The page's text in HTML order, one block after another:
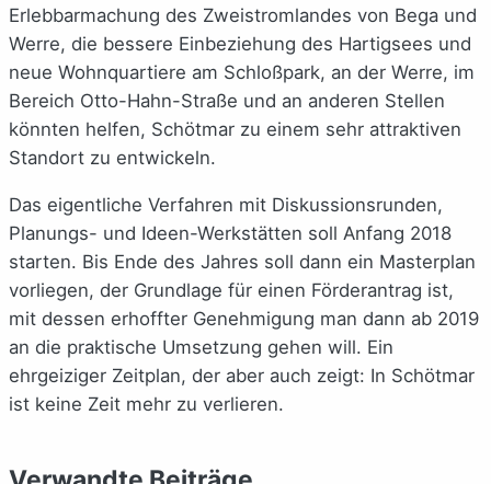
Erlebbarmachung des Zweistromlandes von Bega und
Werre, die bessere Einbeziehung des Hartigsees und
neue Wohnquartiere am Schloßpark, an der Werre, im
Bereich Otto-Hahn-Straße und an anderen Stellen
könnten helfen, Schötmar zu einem sehr attraktiven
Standort zu entwickeln.
Das eigentliche Verfahren mit Diskussionsrunden,
Planungs- und Ideen-Werkstätten soll Anfang 2018
starten. Bis Ende des Jahres soll dann ein Masterplan
vorliegen, der Grundlage für einen Förderantrag ist,
mit dessen erhoffter Genehmigung man dann ab 2019
an die praktische Umsetzung gehen will. Ein
ehrgeiziger Zeitplan, der aber auch zeigt: In Schötmar
ist keine Zeit mehr zu verlieren.